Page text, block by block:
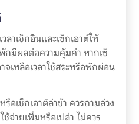
าเช็กอินและเช็กเอาต์ให้
พักมีผลต่อความคุ้มค่า หากเช็
จเหลือเวลาใช้สระหรือพักผ่อน
อเช็กเอาต์ล่าช้า ควรถามล่วง
จ่ายเพิ่มหรือเปล่า ไม่ควร